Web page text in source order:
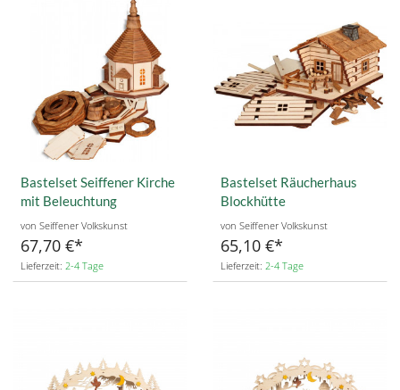
Bastelset Seiffener Kirche
mit Beleuchtung
von Seiffener Volkskunst
67,70 €
Lieferzeit: 2-4 Tage
Bastelset Räucherhaus
Blockhütte
von Seiffener Volkskunst
65,10 €
Lieferzeit: 2-4 Tage